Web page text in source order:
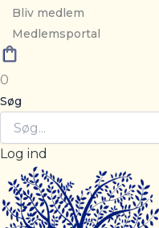
Bliv medlem
Medlemsportal
0
Søg
Log ind